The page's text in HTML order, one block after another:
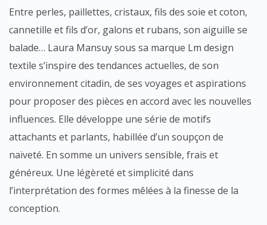
Entre perles, paillettes, cristaux, fils des soie et coton,
cannetille et fils d’or, galons et rubans, son aiguille se
balade… Laura Mansuy sous sa marque Lm design
textile s’inspire des tendances actuelles, de son
environnement citadin, de ses voyages et aspirations
pour proposer des pièces en accord avec les nouvelles
influences. Elle développe une série de motifs
attachants et parlants, habillée d’un soupçon de
naïveté. En somme un univers sensible, frais et
généreux. Une légèreté et simplicité dans
l’interprétation des formes mêlées à la finesse de la
conception.